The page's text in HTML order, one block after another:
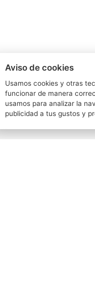
Aviso de cookies
Usamos cookies y otras
funcionar de manera
usamos para analizar la
publicidad a tus gustos y